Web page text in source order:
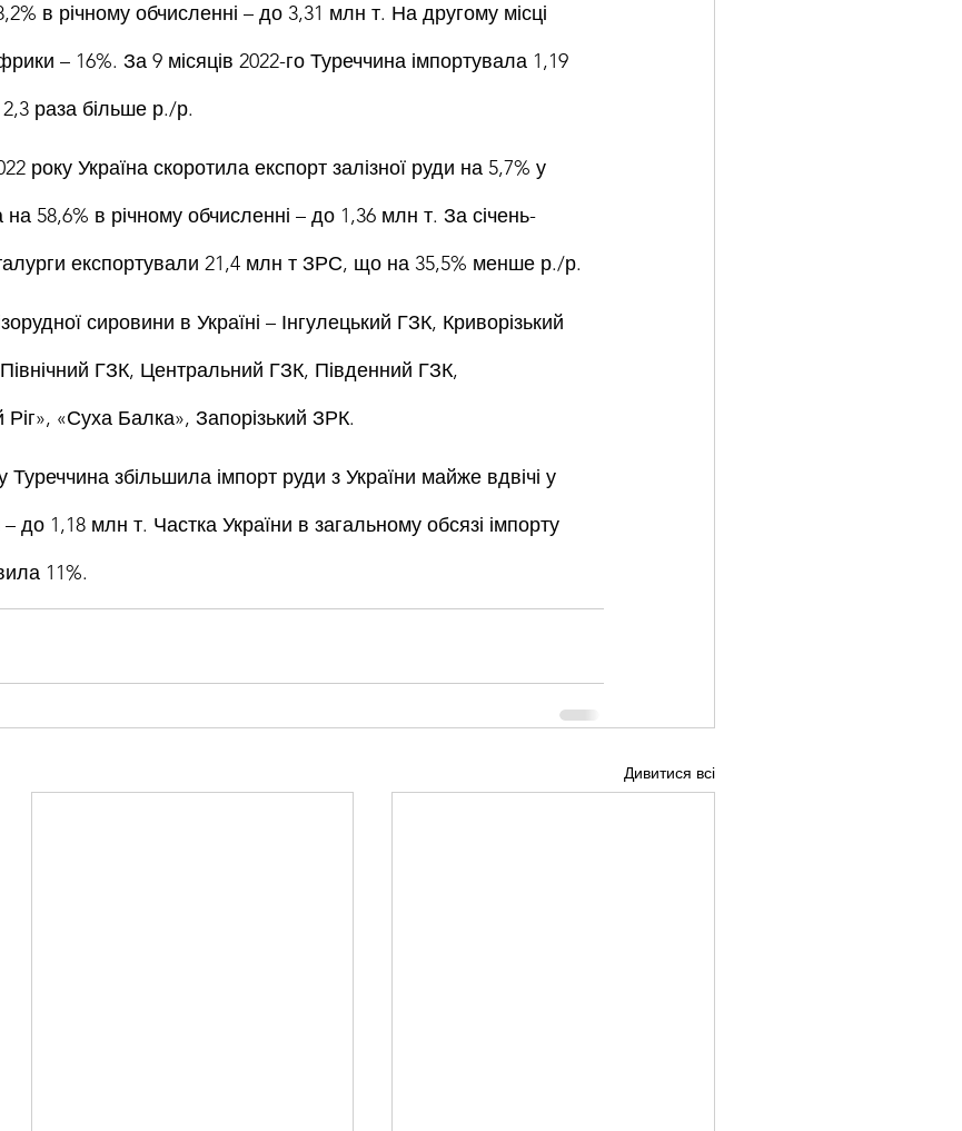
в річному обчисленні – до 3,31 млн т. На другому місці
– 16%. За 9 місяців 2022-го Туреччина імпортувала 1,19
раза більше р./р.
року Україна скоротила експорт залізної руди на 5,7% у
на 58,6% в річному обчисленні – до 1,36 млн т. За січень-
експортували 21,4 млн т ЗРС, що на 35,5% менше р./р.
сировини в Україні – Інгулецький ГЗК, Криворізький
ГЗК, Центральний ГЗК, Південний ГЗК,
«Суха Балка», Запорізький ЗРК.
Туреччина збільшила імпорт руди з України майже вдвічі у
– до 1,18 млн т. Частка України в загальному обсязі імпорту
11%.
Дивитися всі